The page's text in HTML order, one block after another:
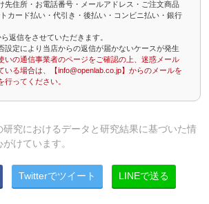
先住所・お電話番号・メールアドレス・ご注文商品
カード払い・代引き・後払い・コンビニ払い・銀行
返信をさせていただきます。
定により当店からの返信が届かないケースが発生
いの通信事業者のページをご確認の上、迷惑メール
いる場合は、【info@openlab.co.jp】からのメールを
ってください。
究におけるデータと研究結果に基づいた情
けています。
Twitterでツイート LINEで送る